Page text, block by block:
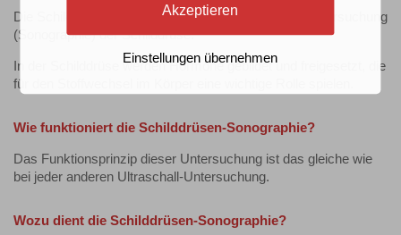
Die Schilddrüsen-Sonographie ist eine Ultraschall-Untersuchung
(Sonographie) der Schilddrüse.
In der Schilddrüse werden Hormone gebildet und freigesetzt, die
für den Stoffwechsel im Körper eine wichtige Rolle spielen.
Wie funktioniert die Schilddrüsen-Sonographie?
Das Funktionsprinzip dieser Untersuchung ist das gleiche wie
bei jeder anderen Ultraschall-Untersuchung.
Wozu dient die Schilddrüsen-Sonographie?
Akzeptieren
Einstellungen übernehmen